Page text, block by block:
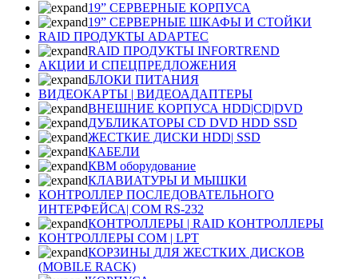
19” СЕРВЕРНЫЕ КОРПУСА
19” СЕРВЕРНЫЕ ШКАФЫ И СТОЙКИ
RAID ПРОДУКТЫ ADAPTEC
RAID ПРОДУКТЫ INFORTREND
АКЦИИ И СПЕЦПРЕДЛОЖЕНИЯ
БЛОКИ ПИТАНИЯ
ВИДЕОКАРТЫ | ВИДЕОАДАПТЕРЫ
ВНЕШНИЕ КОРПУСА HDD|CD|DVD
ДУБЛИКАТОРЫ CD DVD HDD SSD
ЖЕСТКИЕ ДИСКИ HDD| SSD
КАБЕЛИ
КВМ оборудование
КЛАВИАТУРЫ И МЫШКИ
КОНТРОЛЛЕР ПОСЛЕДОВАТЕЛЬНОГО
ИНТЕРФЕЙСА| COM RS-232
КОНТРОЛЛЕРЫ | RAID КОНТРОЛЛЕРЫ
КОНТРОЛЛЕРЫ COM | LPT
КОРЗИНЫ ДЛЯ ЖЕСТКИХ ДИСКОВ
(MOBILE RACK)